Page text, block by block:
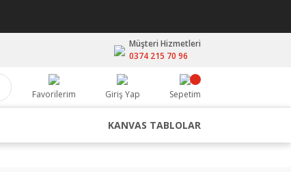
Müşteri Hizmetleri
0374 215 70 96
Favorilerim Giriş Yap Sepetim
KANVAS TABLOLAR